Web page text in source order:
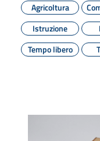
Agricoltura
Istruzione
Tempo libero